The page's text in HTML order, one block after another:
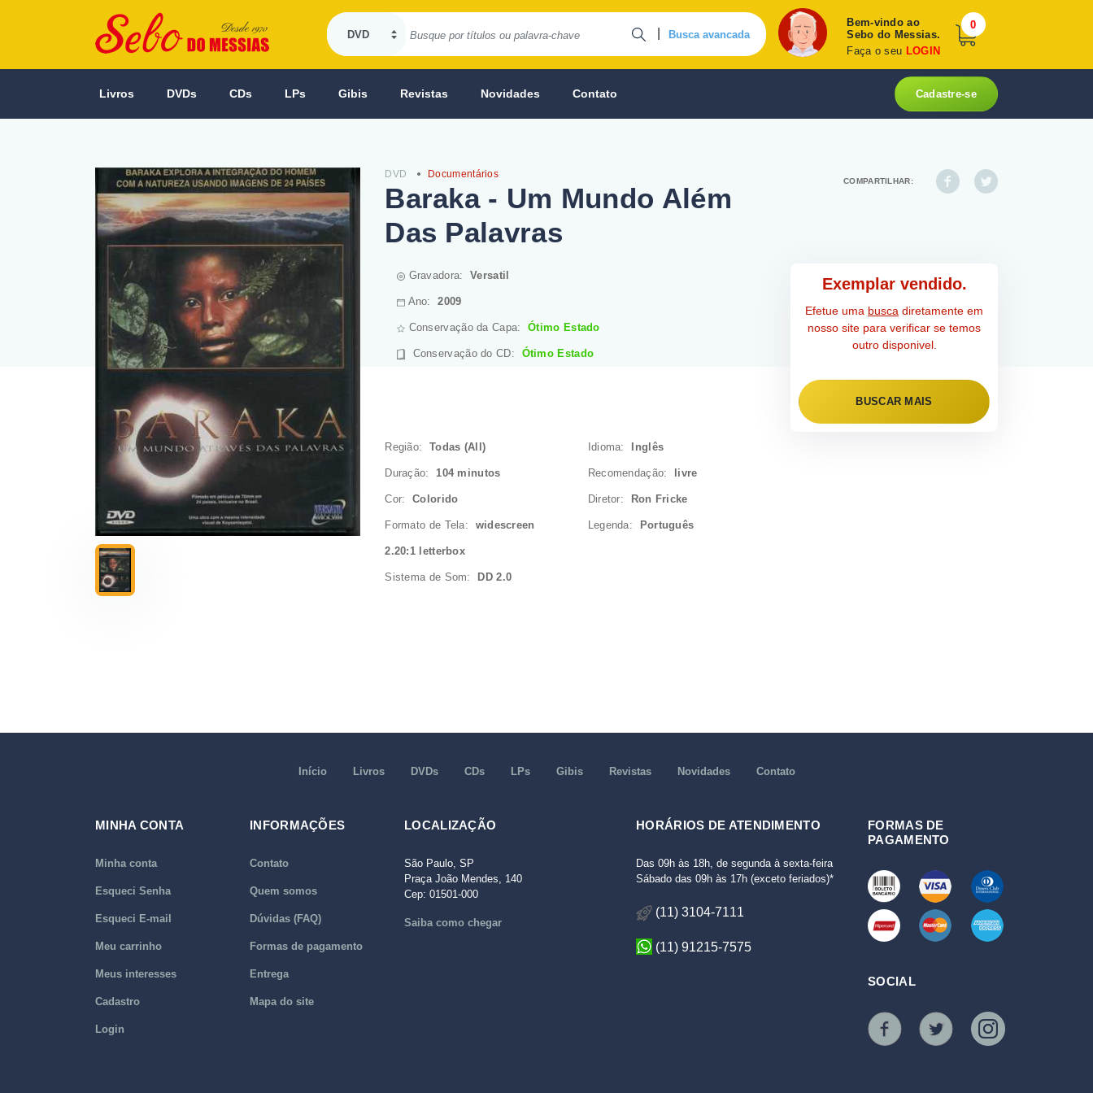
Busca avancada
Bem-vindo ao
Sebo do Messias.
Faça o seu LOGIN
0
Livros DVDs CDs LPs Gibis Revistas Novidades Contato Cadastre-se
DVD Documentários
Baraka - Um Mundo Além
Das Palavras
Gravadora:Versatil
Ano:2009
Conservação da Capa:Ótimo Estado
Conservação do CD: Ótimo Estado
Região: Todas (All) Idioma: Inglês
Duração:104 minutos Recomendação: livre
Cor:Colorido Diretor: Ron Fricke
Formato de Tela: widescreen
2.20:1 letterbox
Legenda: Português
Sistema de Som: DD 2.0
COMPARTILHAR:
Exemplar vendido.
Efetue uma busca diretamente em
nosso site para verificar se temos
outro disponivel.
BUSCAR MAIS
Início Livros DVDs CDs LPs Gibis Revistas Novidades Contato
MINHA CONTA
Minha conta
Esqueci Senha
Esqueci E-mail
Meu carrinho
Meus interesses
Cadastro
Login
INFORMAÇÕES
Contato
Quem somos
Dúvidas (FAQ)
Formas de pagamento
Entrega
Mapa do site
LOCALIZAÇÃO
São Paulo, SP
Praça João Mendes, 140
Cep: 01501-000
Saiba como chegar
HORÁRIOS DE ATENDIMENTO
Das 09h às 18h, de segunda à sexta-feira
Sábado das 09h às 17h (exceto feriados)*
(11) 3104-7111
(11) 91215-7575
FORMAS DE
PAGAMENTO
SOCIAL